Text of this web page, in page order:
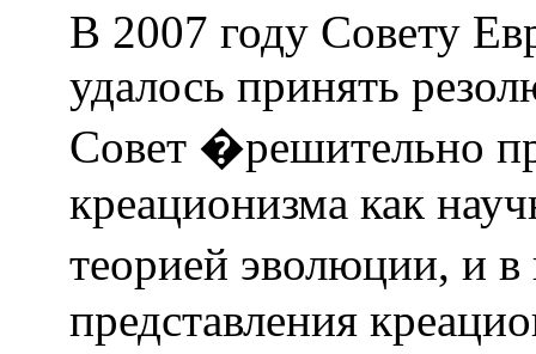
В 2007 году Совету
удалось принять
Совет �решительно
креационизма как
теорией эволюции, и
представления